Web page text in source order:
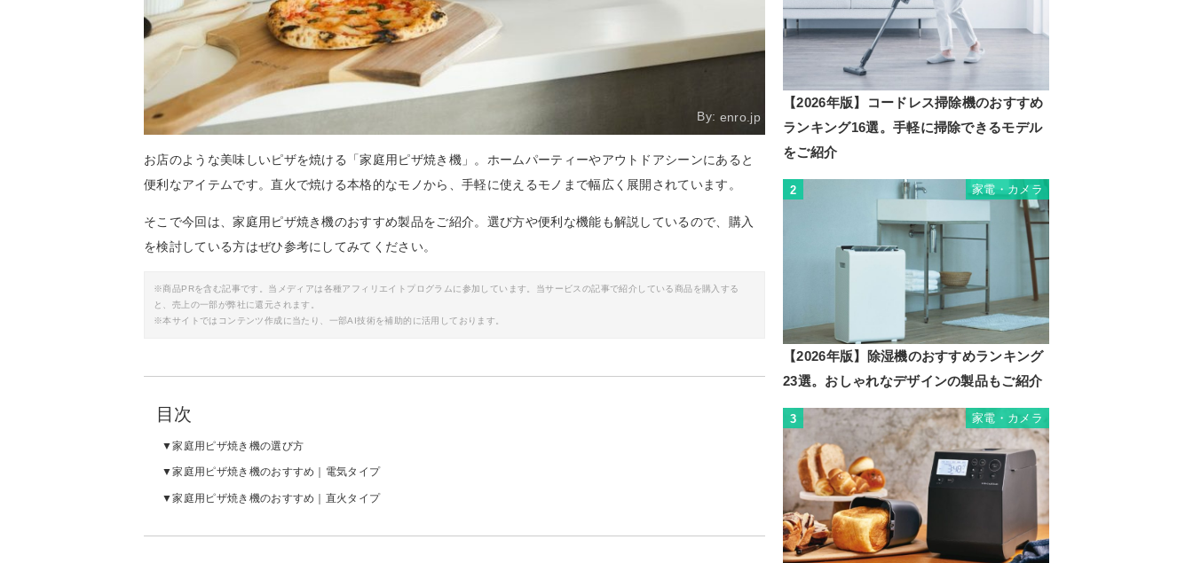
By: enro.jp
お店のような美味しいピザを焼ける「家庭用ピザ焼き機」。ホームパーティーやアウトドアシーンにあると
便利なアイテムです。直火で焼ける本格的なモノから、手軽に使えるモノまで幅広く展開されています。
そこで今回は、家庭用ピザ焼き機のおすすめ製品をご紹介。選び方や便利な機能も解説しているので、購入
を検討している方はぜひ参考にしてみてください。
※商品PRを含む記事です。当メディアは各種アフィリエイトプログラムに参加しています。当サービスの記事で紹介している商品を購入する
と、売上の一部が弊社に還元されます。
※本サイトではコンテンツ作成に当たり、一部AI技術を補助的に活用しております。
目次
家庭用ピザ焼き機の選び方
家庭用ピザ焼き機のおすすめ｜電気タイプ
家庭用ピザ焼き機のおすすめ｜直火タイプ
【2026年版】コードレス掃除機のおすすめ
ランキング16選。手軽に掃除できるモデル
をご紹介
2 家電・カメラ
【2026年版】除湿機のおすすめランキング
23選。おしゃれなデザインの製品もご紹介
3 家電・カメラ